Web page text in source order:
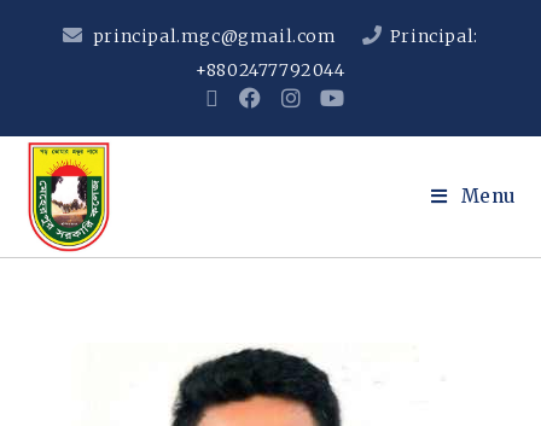
principal.mgc@gmail.com
Principal:
+8802477792044
Menu